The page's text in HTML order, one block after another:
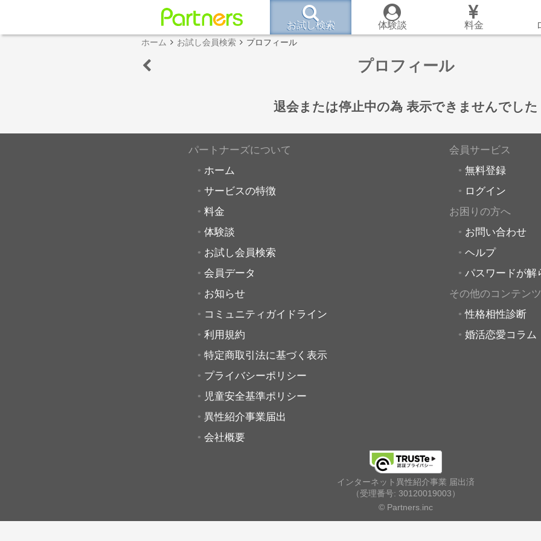
お試し検索 体験談 料金
ホーム お試し会員検索 プロフィール
プロフィール
退会または停止中の為 表示できませんでした
パートナーズについて
ホーム
サービスの特徴
料金
体験談
お試し会員検索
会員データ
お知らせ
コミュニティガイドライン
利用規約
特定商取引法に基づく表示
プライバシーポリシー
児童安全基準ポリシー
異性紹介事業届出
会社概要
会員サービス
無料登録
ログイン
お困りの方へ
お問い合わせ
ヘルプ
パスワードが解
その他のコンテンツ
性格相性診断
婚活恋愛コラム
インターネット異性紹介事業 届出済
（受理番号: 30120019003）
© Partners.inc